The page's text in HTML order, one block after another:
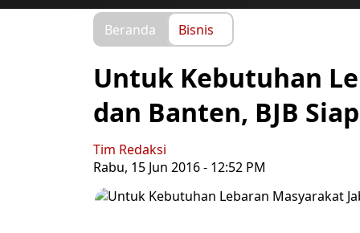
Beranda Bisnis
Untuk Kebutuhan
dan Banten, BJB
Tim Redaksi
Rabu, 15 Jun 2016 - 12:52 PM